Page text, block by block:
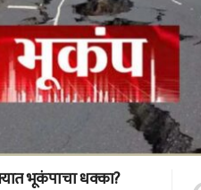
भूकंपाचा धक्का?